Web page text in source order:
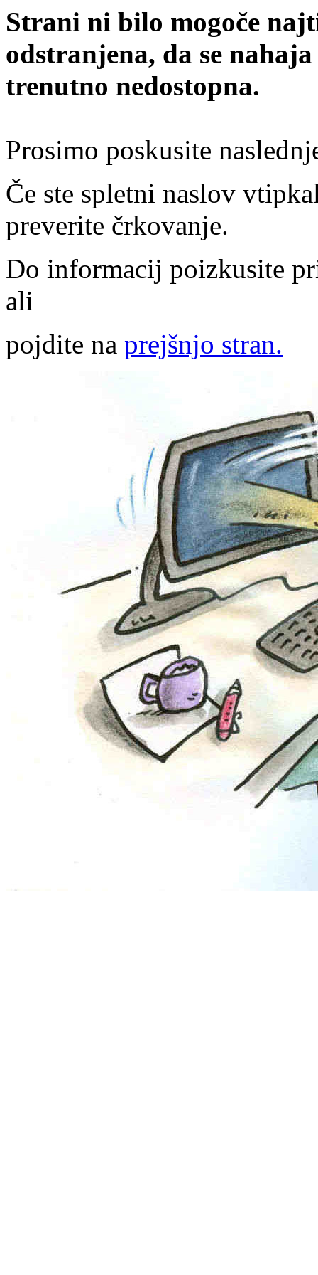
Strani ni bilo mogoče
odstranjena, da se
trenutno nedostopna.
Prosimo poskusite
Če ste spletni naslov
preverite črkovanje.
Do informacij poizkusite
ali
pojdite na prejšnjo stran.